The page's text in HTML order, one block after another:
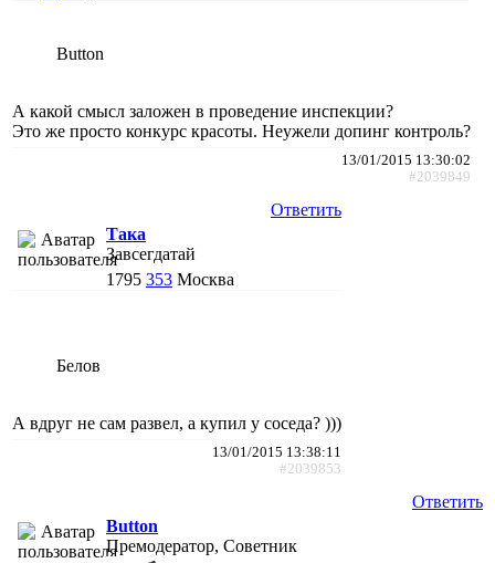
Button
А какой смысл заложен в проведение инспекции?
Это же просто конкурс красоты. Неужели допинг контроль?
13/01/2015 13:30:02
#2039849
Ответить
Така
Завсегдатай
1795 353 Москва
Белов
А вдруг не сам развел, а купил у соседа? )))
13/01/2015 13:38:11
#2039853
Ответить
Button
Премодератор, Советник